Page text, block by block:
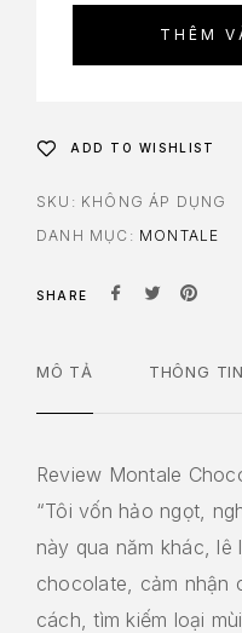
THÊM
ADD TO WISHLIST
SKU: KHÔNG ÁP DỤNG
DANH MỤC: MONTALE
SHARE
MÔ TẢ THÔNG
Review Montale
“Tôi vốn hảo ngọt,
này qua năm khác, lê
chocolate, cảm nhận
cách, tìm kiếm loại